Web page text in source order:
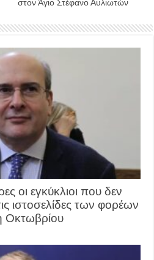
στον Άγιο Στέφανο Αυλιωτών
οι εγκύκλιοι που δεν
ιστοσελίδες των φορέων
Οκτωβρίου